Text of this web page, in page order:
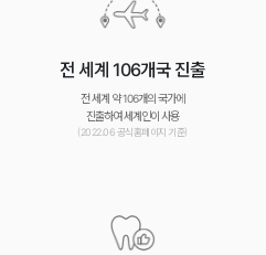
전 세계 106개국 진출
전 세계 약 106개의 국가에
진출하여 세계인이 사용
(2022.06 공식홈페이지 기준)